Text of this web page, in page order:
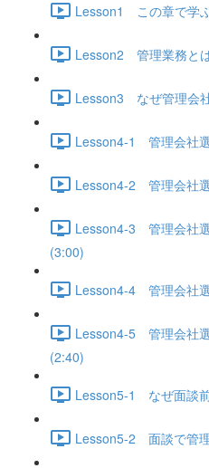
Lesson1 この章で学
Lesson2 管理業務と
Lesson3 なぜ管理会
Lesson4-1 管理会社
Lesson4-2 管理会社
Lesson4-3 管理会社
(3:00)
Lesson4-4 管理会社
Lesson4-5 管理会社
(2:40)
Lesson5-1 なぜ面談
Lesson5-2 面談で管